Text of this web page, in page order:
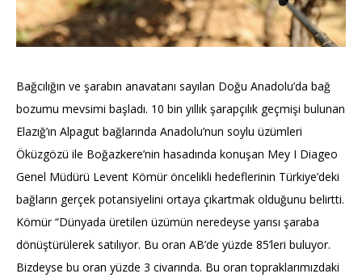
Bağcılığın ve şarabın anavatanı sayılan Doğu Anadolu’da bağ
bozumu mevsimi başladı. 10 bin yıllık şarapçılık geçmişi bulunan
Elazığ’ın Alpagut bağlarında Anadolu’nun soylu üzümleri
Öküzgözü ile Boğazkere’nin hasadında konuşan Mey I Diageo
Genel Müdürü Levent Kömür öncelikli hedeflerinin Türkiye’deki
bağların gerçek potansiyelini ortaya çıkartmak olduğunu belirtti.
Kömür “Dünyada üretilen üzümün neredeyse yarısı şaraba
dönüştürülerek satılıyor. Bu oran AB’de yüzde 85’leri buluyor.
Bizdeyse bu oran yüzde 3 civarında. Bu oran topraklarımızdaki